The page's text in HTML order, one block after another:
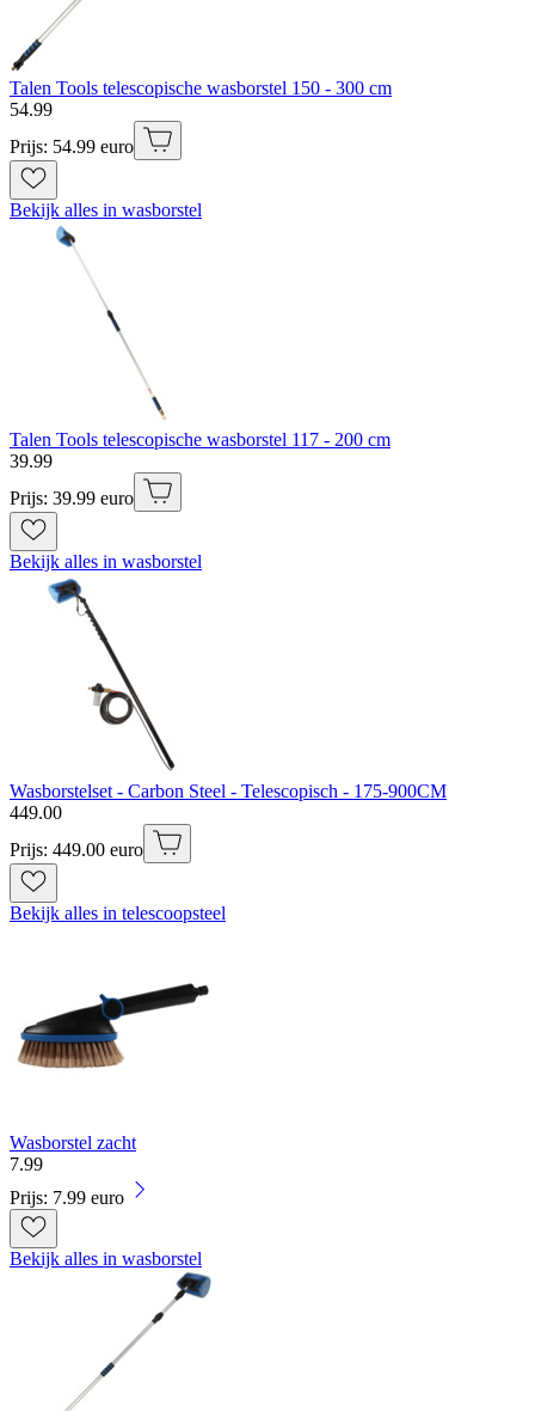
Talen Tools telescopische wasborstel 150 - 300 cm
54.99
Prijs: 54.99 euro
Bekijk alles in wasborstel
Talen Tools telescopische wasborstel 117 - 200 cm
39.99
Prijs: 39.99 euro
Bekijk alles in wasborstel
Wasborstelset - Carbon Steel - Telescopisch - 175-900CM
449.00
Prijs: 449.00 euro
Bekijk alles in telescoopsteel
Wasborstel zacht
7.99
Prijs: 7.99 euro
Bekijk alles in wasborstel